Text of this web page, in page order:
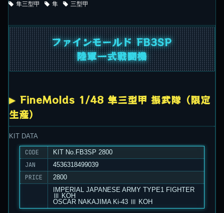
隼三型甲 隼 三型甲
ファインモールド FB3SP
陸軍一式戦闘機
FineMolds 1/48 隼三型甲 振武隊（限定
生産）
KIT DATA
CODE KIT No.FB3SP 2800
JAN 4536318499039
PRICE
2800
IMPERIAL JAPANESE ARMY TYPE1 FIGHTER
Ⅲ KOH
OSCAR NAKAJIMA Ki-43 Ⅲ KOH